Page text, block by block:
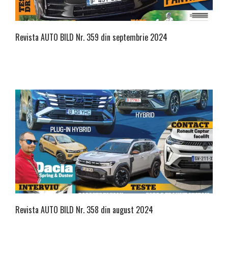
Revista AUTO BILD Nr. 359 din septembrie 2024
Revista AUTO BILD Nr. 358 din august 2024